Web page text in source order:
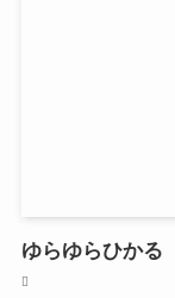
ゆらゆらひかる